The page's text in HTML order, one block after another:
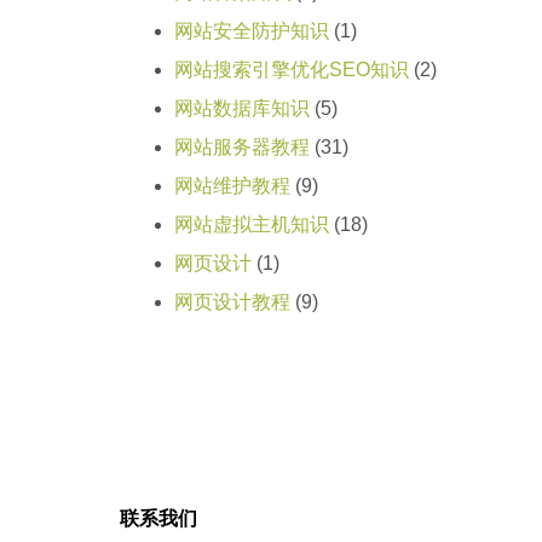
网站安全防护知识 (1)
网站搜索引擎优化SEO知识 (2)
网站数据库知识 (5)
网站服务器教程 (31)
网站维护教程 (9)
网站虚拟主机知识 (18)
网页设计(1)
网页设计教程 (9)
联系我们